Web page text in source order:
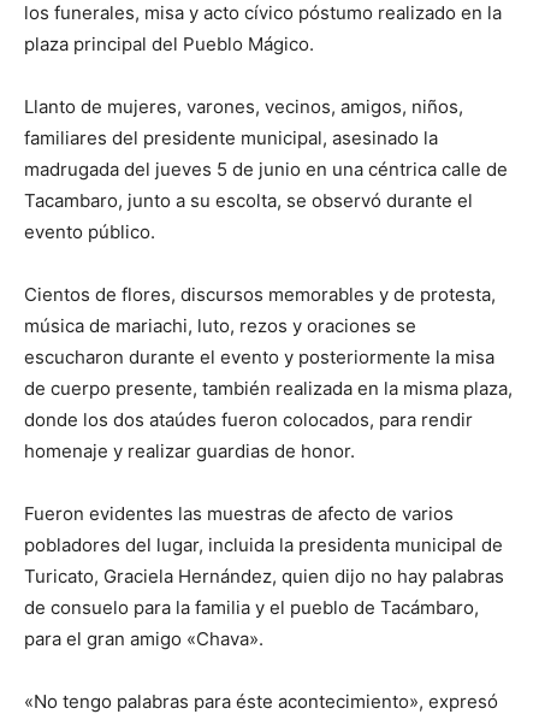
los funerales, misa y acto cívico póstumo realizado en la
plaza principal del Pueblo Mágico.
Llanto de mujeres, varones, vecinos, amigos, niños,
familiares del presidente municipal, asesinado la
madrugada del jueves 5 de junio en una céntrica calle de
Tacambaro, junto a su escolta, se observó durante el
evento público.
Cientos de flores, discursos memorables y de protesta,
música de mariachi, luto, rezos y oraciones se
escucharon durante el evento y posteriormente la misa
de cuerpo presente, también realizada en la misma plaza,
donde los dos ataúdes fueron colocados, para rendir
homenaje y realizar guardias de honor.
Fueron evidentes las muestras de afecto de varios
pobladores del lugar, incluida la presidenta municipal de
Turicato, Graciela Hernández, quien dijo no hay palabras
de consuelo para la familia y el pueblo de Tacámbaro,
para el gran amigo «Chava».
«No tengo palabras para éste acontecimiento», expresó